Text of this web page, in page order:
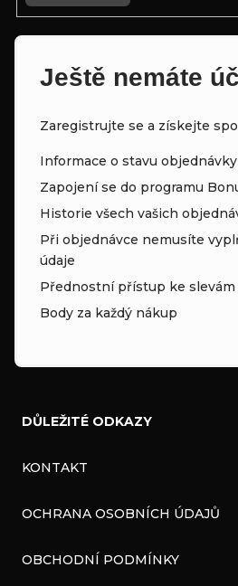
Ještě nemáte
Zaregistrujte se a získejte
Informace o stavu objednávky
Zapojení se do programu
Historie všech vašich
Při objednávce nemusíte
údaje
Přednostní přístup ke slevám
Body za každý nákup
DŮLEŽITÉ ODKAZY
KONTAKT
OCHRANA OSOBNÍCH ÚDAJŮ
OBCHODNÍ PODMÍNKY